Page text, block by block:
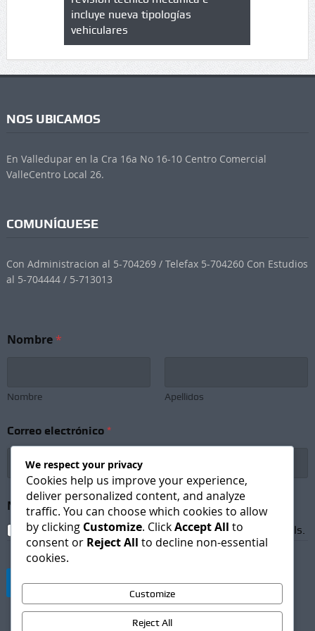
incluye nueva tipologías
vehiculares
NOS UBICAMOS
En Valledupar en la Cra 16a No 16-10 Centro Comercial
ValleCentro Local 26.
COMUNÍQUESE
Con Administracion al 5-704269 / Telefax 5-704260 Con Estudios
al 5-704444 / 5-713013
Nombre*
Nombre Apellidos
Correo electrónico *
e
w
s
Newsletter Subscription *
I agree to receive newsletters and promotional emails.
Suscribirse
We respect your privacy
Cookies help us improve your experience,
deliver personalized content, and analyze
traffic. You can choose which cookies to allow
by clicking Customize. ClickAccept All to
consent or Reject All to decline non-essential
cookies.
Customize
Reject All